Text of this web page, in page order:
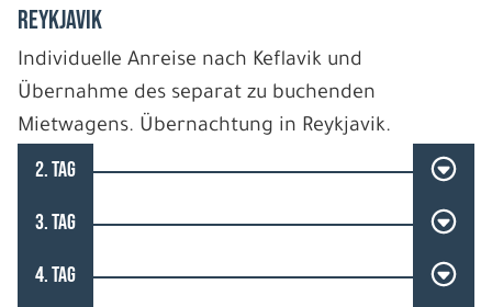
REYKJAVIK
Individuelle Anreise nach Keflavik und
Übernahme des separat zu buchenden
Mietwagens. Übernachtung in Reykjavik.
2. TAG
3. TAG
4. TAG